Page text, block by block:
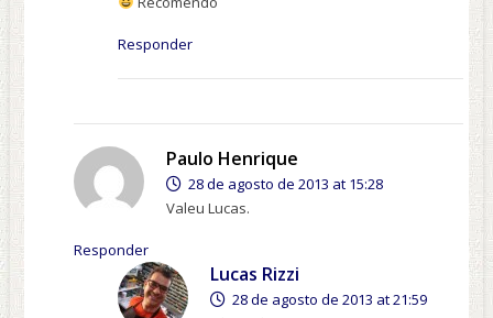
Responder
Paulo Henrique
28 de agosto de 2013 at 15:28
Valeu Lucas.
Responder
Lucas Rizzi
28 de agosto de 2013 at 21:59